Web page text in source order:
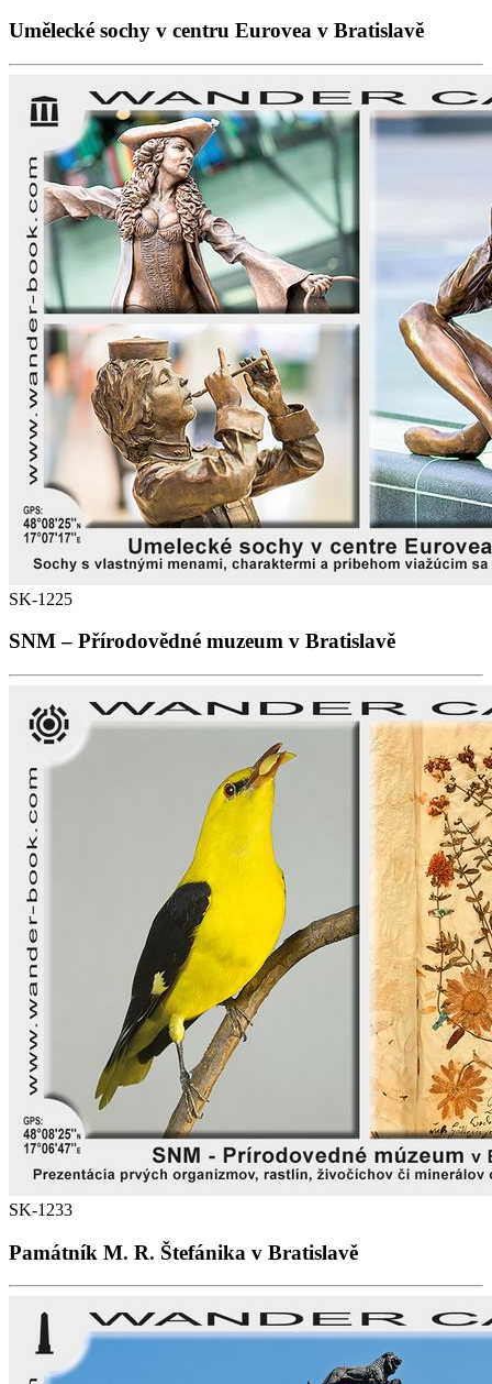
Umělecké sochy v centru Eurovea v Bratislavě
SK-1225
SNM – Přírodovědné muzeum v Bratislavě
SK-1233
Památník M. R. Štefánika v Bratislavě